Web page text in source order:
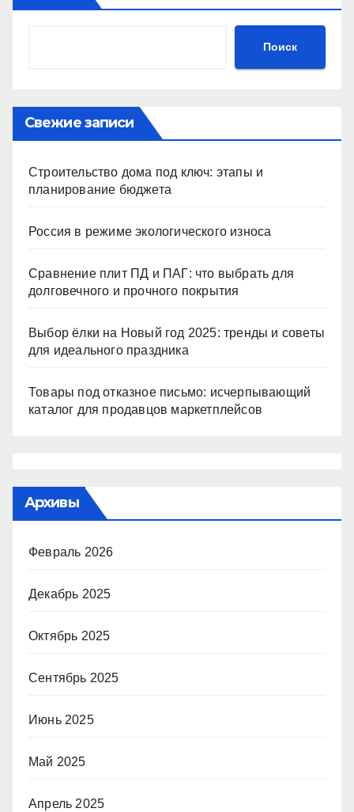
Поиск
Свежие записи
Строительство дома под ключ: этапы и
планирование бюджета
Россия в режиме экологического износа
Сравнение плит ПД и ПАГ: что выбрать для
долговечного и прочного покрытия
Выбор ёлки на Новый год 2025: тренды и советы
для идеального праздника
Товары под отказное письмо: исчерпывающий
каталог для продавцов маркетплейсов
Архивы
Февраль 2026
Декабрь 2025
Октябрь 2025
Сентябрь 2025
Июнь 2025
Май 2025
Апрель 2025